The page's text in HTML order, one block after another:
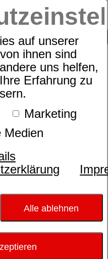
auf unserer
ihnen sind
uns helfen,
Erfahrung zu
Marketing
Medien
Alle ablehnen
SUCHE
0
Duo